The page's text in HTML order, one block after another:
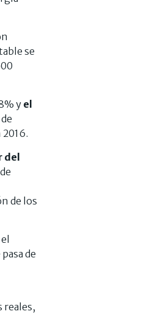
se
y el
del
de los
de
reales,